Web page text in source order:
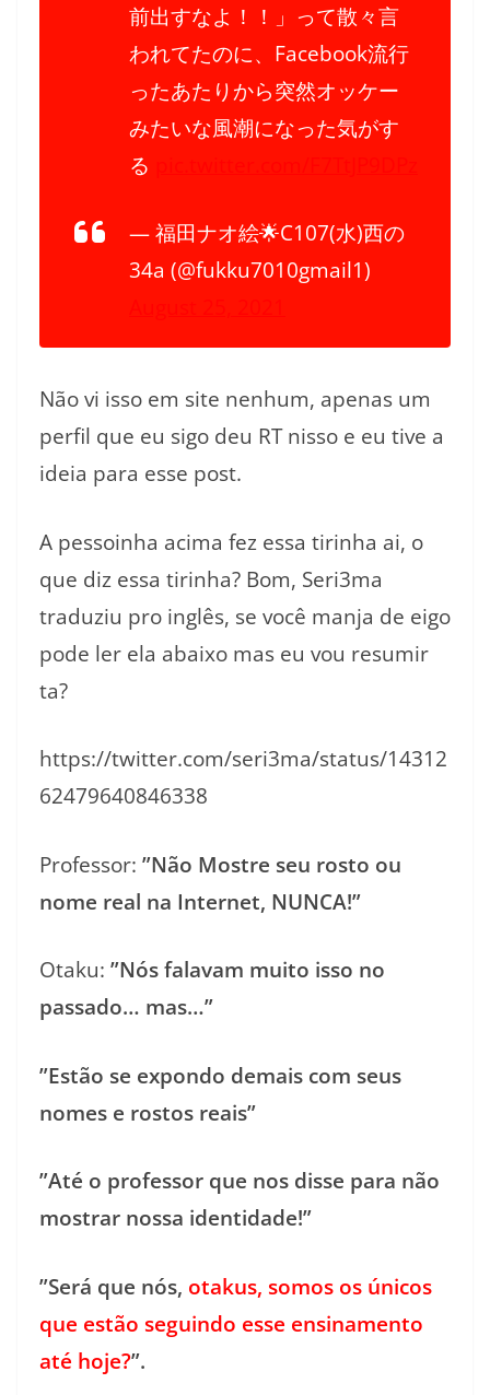
前出すなよ！！」って散々言
われてたのに、Facebook流行
ったあたりから突然オッケー
みたいな風潮になった気がす
る
— 福田ナオ絵🌟C107(水)西の
34a (@fukku7010gmail1)
Não vi isso em site nenhum, apenas um
perfil que eu sigo deu RT nisso e eu tive a
ideia para esse post.
A pessoinha acima fez essa tirinha ai, o
que diz essa tirinha? Bom, Seri3ma
traduziu pro inglês, se você manja de eigo
pode ler ela abaixo mas eu vou resumir
ta?
https://twitter.com/seri3ma/status/14312
62479640846338
Professor: ”Não Mostre seu rosto ou
nome real na Internet, NUNCA!”
Otaku: ”Nós falavam muito isso no
passado… mas…”
”Estão se expondo demais com seus
nomes e rostos reais”
”Até o professor que nos disse para não
mostrar nossa identidade!”
”Será que nós, otakus, somos os únicos
que estão seguindo esse ensinamento
até hoje?”.